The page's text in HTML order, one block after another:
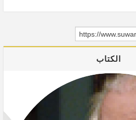
الكتاب